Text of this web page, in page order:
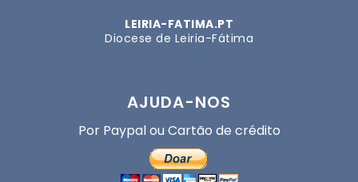
LEIRIA-FATIMA.PT
Diocese de Leiria-Fátima
AJUDA-NOS
Por Paypal ou Cartão de crédito